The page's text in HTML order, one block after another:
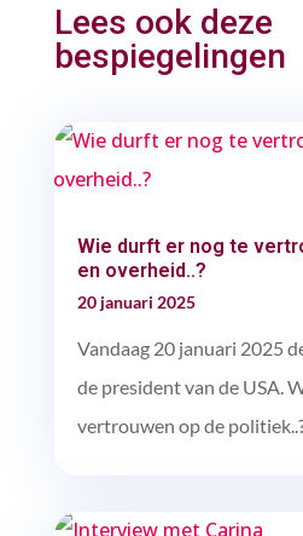
Lees ook deze
bespiegelingen
Wie durft er nog te
en overheid..?
20 januari 2025
Vandaag 20 januari 2025
de president van de USA.
vertrouwen op de